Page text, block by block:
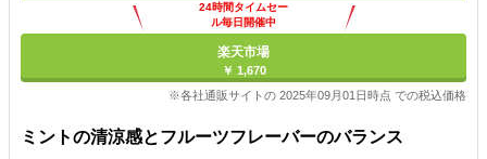
24時間タイムセー
ル毎日開催中
楽天市場
￥ 1,670
※各社通販サイトの 2025年09月01日時点 での税込価格
ミントの清涼感とフルーツフレーバーのバランス